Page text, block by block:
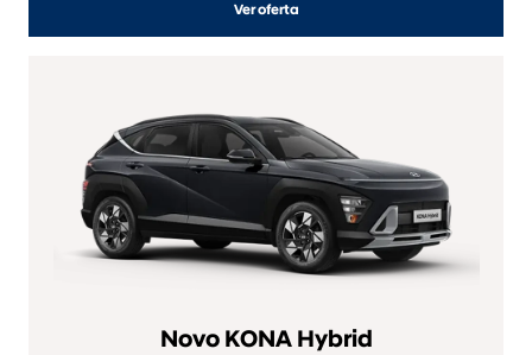
Ver oferta
Novo KONA Hybrid